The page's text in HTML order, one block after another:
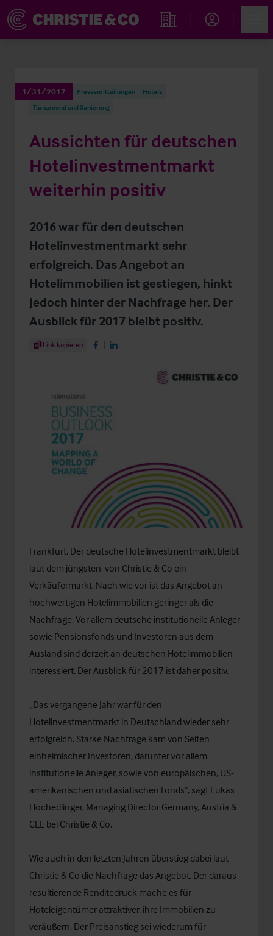
Immobiliensuche
1/31/2017 Pressemitteilungen
Hotels
Turnaround und Sanierung
Aussichten für deutschen
Hotelinvestmentmarkt
weiterhin positiv
2016 war für den deutschen
Hotelinvestmentmarkt sehr
erfolgreich. Das Angebot an
Hotelimmobilien ist gestiegen, hinkt
jedoch hinter der Nachfrage her. Der
Ausblick für 2017 bleibt positiv.
Share Article
Link kopieren Share on Facebook
Share on LinkedIn
Frankfurt. Der deutsche Hotelinvestmentmarkt bleibt
laut dem jüngsten von Christie & Co ein
Verkäufermarkt. Nach wie vor ist das Angebot an
hochwertigen Hotelimmobilien geringer als die
Nachfrage. Vor allem deutsche institutionelle Anleger
sowie Pensionsfonds und Investoren aus dem
Ausland sind derzeit an deutschen Hotelimmobilien
interessiert. Der Ausblick für 2017 ist daher positiv.
„Das vergangene Jahr war für den
Hotelinvestmentmarkt in Deutschland wieder sehr
erfolgreich. Starke Nachfrage kam von Seiten
einheimischer Investoren, darunter vor allem
institutionelle Anleger, sowie von europäischen, US-
amerikanischen und asiatischen Fonds“, sagt Lukas
Hochedlinger, Managing Director Germany, Austria &
CEE bei Christie & Co.
Wie auch in den letzten Jahren überstieg dabei laut
Christie & Co die Nachfrage das Angebot. Der daraus
resultierende Renditedruck mache es für
Hoteleigentümer attraktiver, ihre Immobilien zu
veräußern. Der Preisanstieg sei wiederum für